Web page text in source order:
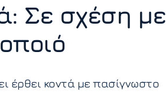
Σε σχέση με
έρθει κοντά με πασίγνωστο